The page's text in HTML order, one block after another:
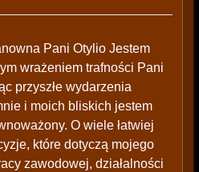
Pani Otylio Jestem
wrażeniem trafności Pani
przyszłe wydarzenia
i moich bliskich jestem
O wiele łatwiej
które dotyczą mojego
zawodowej, działalności